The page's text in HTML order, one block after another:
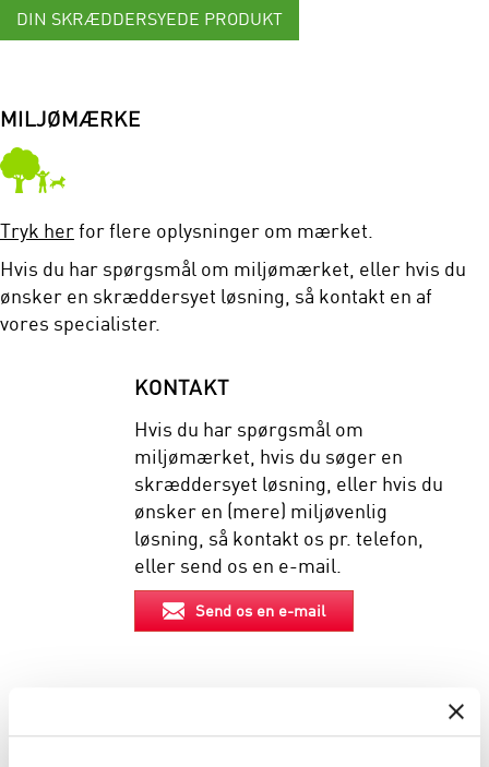
DIN SKRÆDDERSYEDE PRODUKT
MILJØMÆRKE
Tryk herfor flere oplysninger om mærket.
Hvis du har spørgsmål om miljømærket, eller hvis du
ønsker en skræddersyet løsning, så kontakt en af
vores specialister.
KONTAKT
Hvis du har spørgsmål om
miljømærket, hvis du søger en
skræddersyet løsning, eller hvis du
ønsker en (mere) miljøvenlig
løsning, så kontakt os pr. telefon,
eller send os en e-mail.
Send os en e-mail